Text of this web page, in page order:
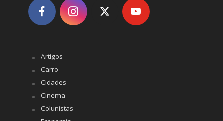
Artigos
Carro
Cidades
Cinema
Colunistas